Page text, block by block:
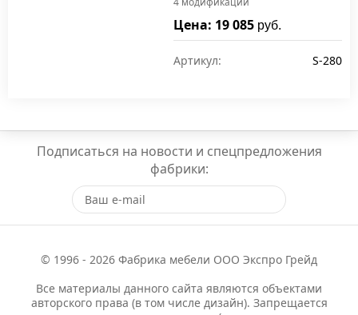
Цена: 19 085 руб.
Артикул: S-280
Подписаться на новости и спецпредложения
фабрики:
© 1996 - 2026 Фабрика мебели ООО Экспро Грейд
Все материалы данного сайта являются объектами
авторского права (в том числе дизайн). Запрещается